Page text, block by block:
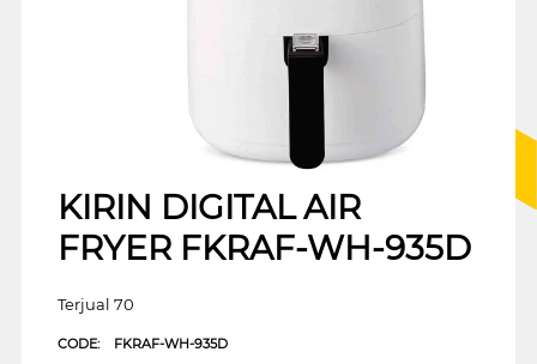
KIRIN DIGITAL AIR
FRYER FKRAF-WH-935D
Terjual 70
CODE: FKRAF-WH-935D